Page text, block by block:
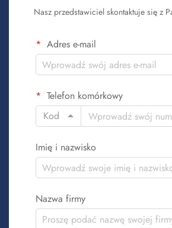
Nasz przedstawiciel skontaktuje się z
Adres e-mail
Telefon komórkowy
Kod
Imię i nazwisko
Nazwa firmy